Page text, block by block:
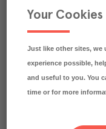
Your Cookies
Just like other sites, we
experience possible,
and useful to you. You
time or for more